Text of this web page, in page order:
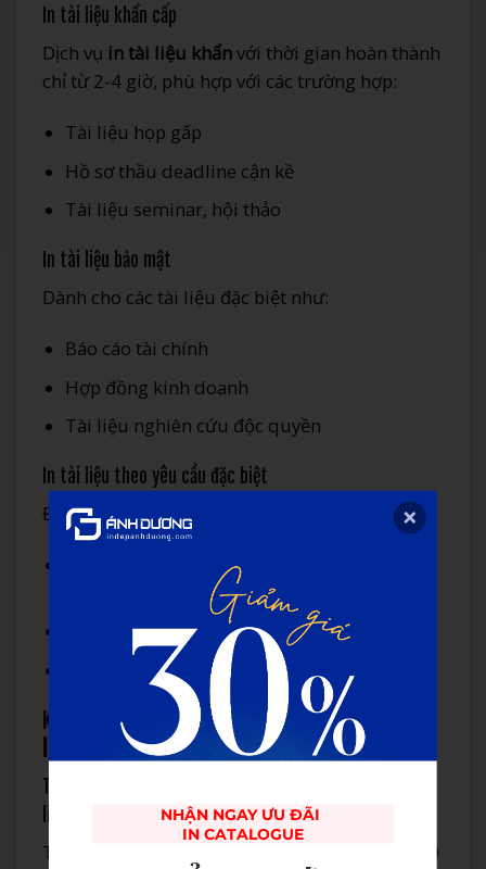
In tài liệu khẩn cấp
Dịch vụ in tài liệu khẩnvới thời gian hoàn thành
chỉ từ 2-4 giờ, phù hợp với các trường hợp:
Tài liệu họp gấp
Hồ sơ thầu deadline cận kề
Tài liệu seminar, hội thảo
In tài liệu bảo mật
Dành cho các tài liệu đặc biệt như:
Báo cáo tài chính
Hợp đồng kinh doanh
Tài liệu nghiên cứu độc quyền
In tài liệu theo yêu cầu đặc biệt
Đáp ứng các yêu cầu không thông thường:
In trên giấy đặc biệt (giấy kraft, giấy mỹ
Kích thước không tiêu chuẩn
Hoàn thiện đặc biệt (dập nổi, ép kim…)
Kinh nghiệm của khách hàng với dịch vụ
liệu onlineÁnh Dương
Trường hợp điển hình: Hội nghị quốc tế với 500 bộ tài
liệu
Trung tâm Hội nghị Quốc tế tại Hà Nội cần 500
NHẬN NGAY ƯU ĐÃI
IN CATALOGUE